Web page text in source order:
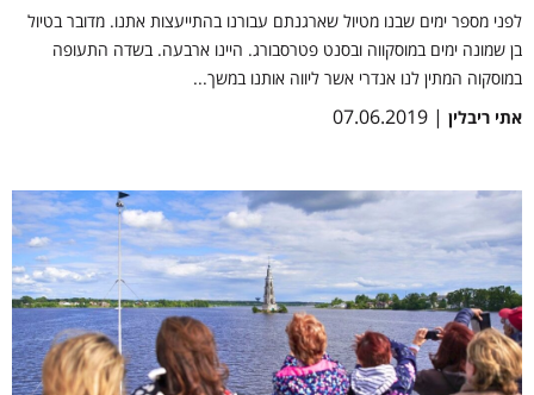
לפני מספר ימים שבנו מטיול שארגנתם עבורנו בהתייעצות אתנו. מדובר בטיול
בן שמונה ימים במוסקווה ובסנט פטרסבורג. היינו ארבעה. בשדה התעופה
במוסקוה המתין לנו אנדרי אשר ליווה אותנו במשך...
אתי ריבלין | 07.06.2019